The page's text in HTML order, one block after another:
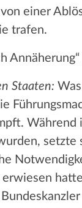
einer
trafen.
Staaten: